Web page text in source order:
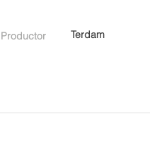
Productor Terdam